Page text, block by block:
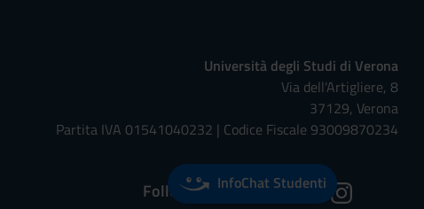
Università degli Studi di Verona
Via dell'Artigliere, 8
37129, Verona
Partita IVA 01541040232 | Codice Fiscale 93009870234
Follow us on:InfoChat Studenti